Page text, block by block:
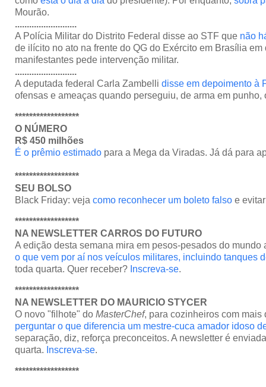
Mourão.
..........................
A Polícia Militar do Distrito Federal disse ao STF que não
de ilícito no ato na frente do QG do Exército em Brasília em
manifestantes pede intervenção militar.
..........................
A deputada federal Carla Zambelli disse em depoimento à
ofensas e ameaças quando perseguiu, de arma em punho,
******************
O NÚMERO
R$ 450 milhões
É o prêmio estimado para a Mega da Viradas. Já dá para
******************
SEU BOLSO
Black Friday: veja como reconhecer um boleto falso e
******************
NA NEWSLETTER CARROS DO FUTURO
A edição desta semana mira em pesos-pesados do
o que vem por aí nos veículos militares, incluindo tanques
toda quarta. Quer receber? Inscreva-se.
******************
NA NEWSLETTER DO MAURICIO STYCER
O novo "filhote" do MasterChef, para cozinheiros com
perguntar o que diferencia um mestre-cuca amador idoso
separação, diz, reforça preconceitos. A newsletter é
quarta. Inscreva-se.
******************